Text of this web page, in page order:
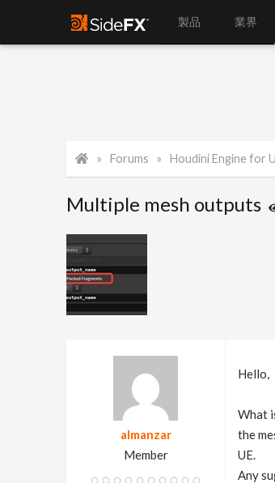
製品 業界
Forums Houdini Engine for
Multiple mesh outputs
almanzar
Member
Hello,
What
the
UE.
Any